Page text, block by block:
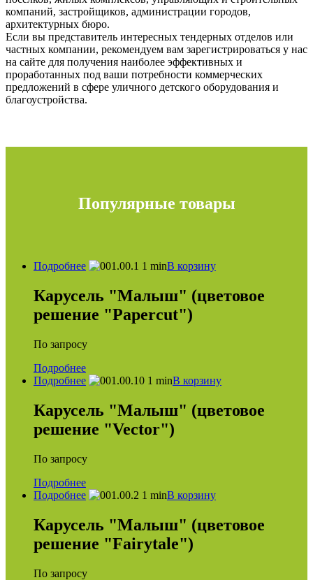
компаний, застройщиков, администрации городов,
архитектурных бюро.
Если вы представитель интересных тендерных отделов или
частных компании, рекомендуем вам зарегистрироваться у нас
на сайте для получения наиболее эффективных и
проработанных под ваши потребности коммерческих
предложений в сфере уличного детского оборудования и
благоустройства.
Популярные товары
Подробнее В корзину
Карусель "Малыш" (цветовое
решение "Papercut")
По запросу
Подробнее
Подробнее
В корзину
Карусель "Малыш" (цветовое
решение "Vector")
По запросу
Подробнее
Подробнее
В корзину
Карусель "Малыш" (цветовое
решение "Fairytale")
По запросу